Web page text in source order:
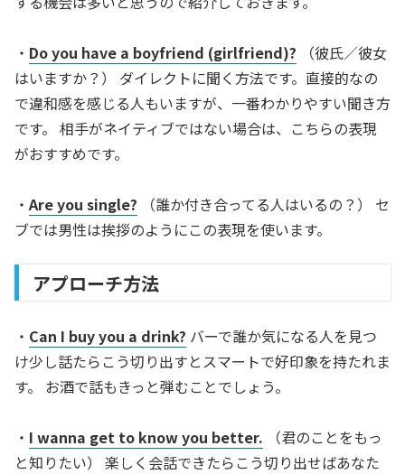
・ Do you have a boyfriend (girlfriend)? （彼氏／彼女
はいますか？） ダイレクトに聞く方法です。直接的なの
で違和感を感じる人もいますが、一番わかりやすい聞き方
です。 相手がネイティブではない場合は、こちらの表現
がおすすめです。
・Are you single? （誰か付き合ってる人はいるの？） セ
ブでは男性は挨拶のようにこの表現を使います。
アプローチ方法
・ Can I buy you a drink? バーで誰か気になる人を見つ
け少し話たらこう切り出すとスマートで好印象を持たれま
す。 お酒で話もきっと弾むことでしょう。
・ I wanna get to know you better. （君のことをもっ
と知りたい） 楽しく会話できたらこう切り出せばあなた